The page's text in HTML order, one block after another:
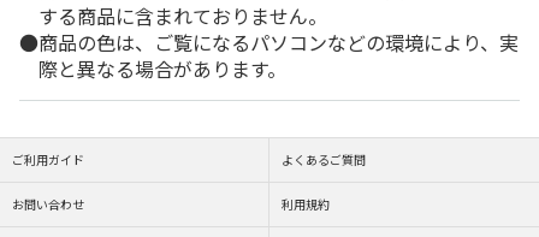
する商品に含まれておりません。
商品の色は、ご覧になるパソコンなどの環境により、実
際と異なる場合があります。
ご利用ガイド よくあるご質問
お問い合わせ 利用規約